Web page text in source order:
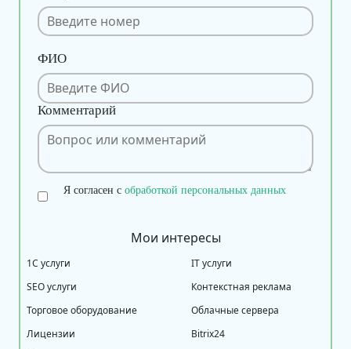
ФИО
Комментарий
Я согласен с обработкой персональных данных
Мои интересы
1С услуги
IT услуги
SEO услуги
Контекстная реклама
Торговое оборудование
Облачные сервера
Лицензии
Bitrix24